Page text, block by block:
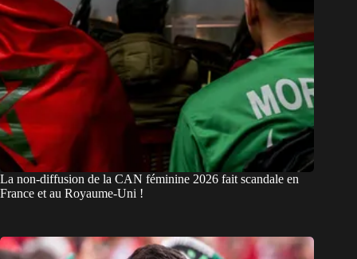
La non-diffusion de la CAN féminine 2026 fait scandale en
France et au Royaume-Uni !